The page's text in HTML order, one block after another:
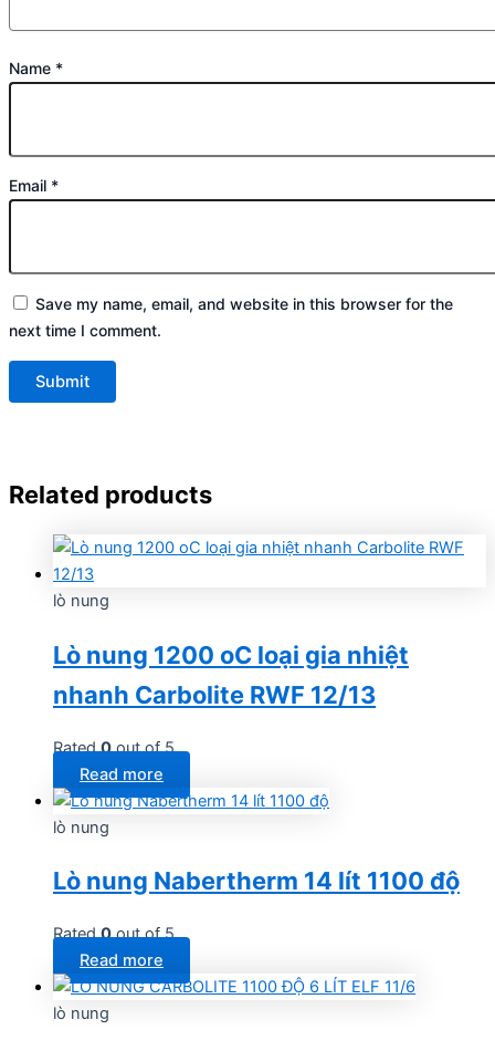
Name *
Email *
Save my name, email, and website in this browser for the
next time I comment.
Related products
lò nung
Lò nung 1200 oC loại gia nhiệt
nhanh Carbolite RWF 12/13
Rated0out of 5
Read more
lò nung
Lò nung Nabertherm 14 lít 1100 độ
Rated0out of 5
Read more
lò nung